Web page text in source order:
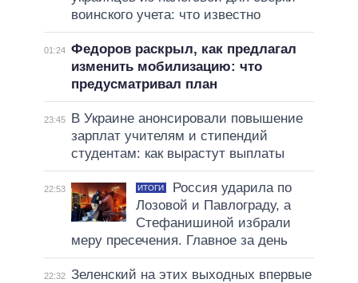
воинского учета: что известно
01:24 Федоров раскрыл, как предлагал
изменить мобилизацию: что
предусматривал план
23:45
В Украине анонсировали повышение
зарплат учителям и стипендий
студентам: как вырастут выплаты
22:53 ИТОГИ
Россия ударила по
Лозовой и Павлограду, а
Стефанишиной избрали
меру пресечения. Главное за день
22:32 Зеленский на этих выходных впервые